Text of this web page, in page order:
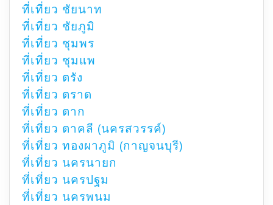
ที่เที่ยว ชัยนาท
ที่เที่ยว ชัยภูมิ
ที่เที่ยว ชุมพร
ที่เที่ยว ชุมแพ
ที่เที่ยว ตรัง
ที่เที่ยว ตราด
ที่เที่ยว ตาก
ที่เที่ยว ตาคลี (นครสวรรค์)
ที่เที่ยว ทองผาภูมิ (กาญจนบุรี)
ที่เที่ยว นครนายก
ที่เที่ยว นครปฐม
ที่เที่ยว นครพนม